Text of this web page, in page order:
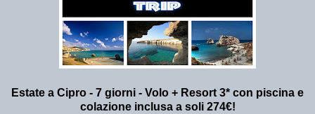
Estate a Cipro - 7 giorni - Volo + Resort 3* con piscina e
colazione inclusa a soli 274€!